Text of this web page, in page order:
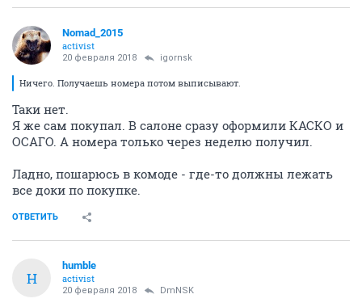
Nomad_2015
activist
20 февраля 2018 igornsk
Ничего. Получаешь номера потом выписывают.
Таки нет.
Я же сам покупал. В салоне сразу оформили КАСКО и
ОСАГО. А номера только через неделю получил.
Ладно, пошарюсь в комоде - где-то должны лежать
все доки по покупке.
ОТВЕТИТЬ
H
humble
activist
20 февраля 2018 DmNSK